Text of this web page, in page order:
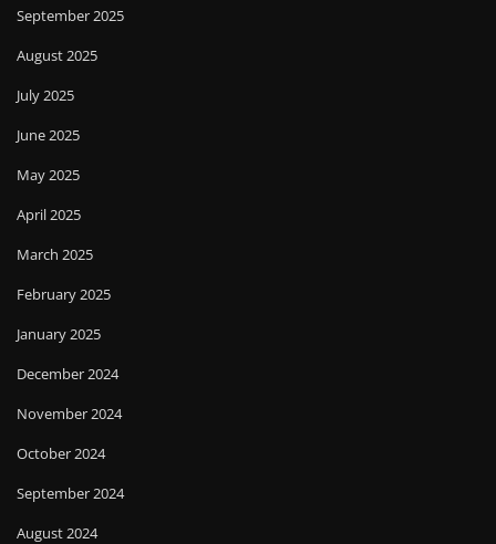
September 2025
August 2025
July 2025
June 2025
May 2025
April 2025
March 2025
February 2025
January 2025
December 2024
November 2024
October 2024
September 2024
August 2024